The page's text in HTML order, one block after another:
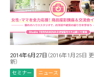
2014年6月27日 （2016年1月25日 更
新）
セミナー ニュース